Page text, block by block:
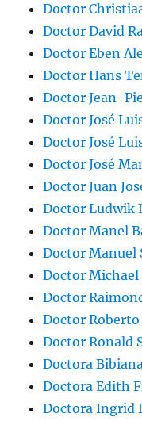
Doctor
Doctor David
Doctor Eben
Doctor Hans
Doctor Jean-
Doctor José
Doctor José
Doctor José
Doctor Juan
Doctor Ludwik
Doctor Manel
Doctor Manuel
Doctor
Doctor
Doctor
Doctor Ronald
Doctora
Doctora Edith
Doctora Ingrid